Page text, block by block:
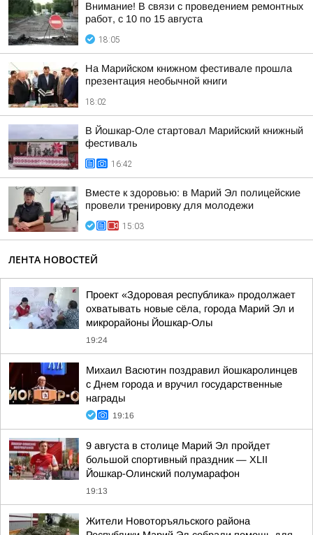
Внимание! В связи с проведением ремонтных
работ, с 10 по 15 августа
18:05
На Марийском книжном фестивале прошла
презентация необычной книги
18:02
В Йошкар-Оле стартовал Марийский книжный
фестиваль
16:42
Вместе к здоровью: в Марий Эл полицейские
провели тренировку для молодежи
15:03
ЛЕНТА НОВОСТЕЙ
Проект «Здоровая республика» продолжает
охватывать новые сёла, города Марий Эл и
микрорайоны Йошкар-Олы
19:24
Михаил Васютин поздравил йошкаролинцев
с Днем города и вручил государственные
награды
19:16
9 августа в столице Марий Эл пройдет
большой спортивный праздник — XLII
Йошкар-Олинский полумарафон
19:13
Жители Новоторъяльского района